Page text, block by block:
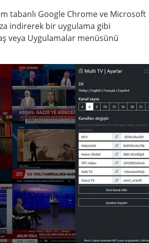
tabanlı Google Chrome ve Microsoft
indirerek bir uygulama gibi
veya Uygulamalar menüsünü